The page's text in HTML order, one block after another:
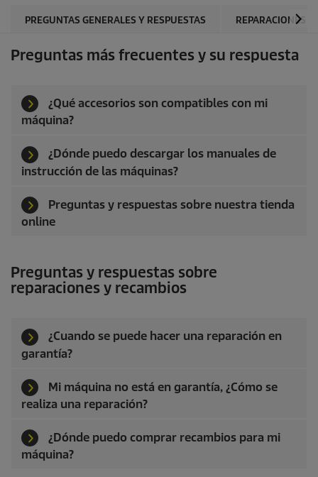
PREGUNTAS GENERALES Y RESPUESTAS REPARACIONES
Preguntas más frecuentes y su respuesta
¿Qué accesorios son compatibles con mi
máquina?
¿Dónde puedo descargar los manuales de
instrucción de las máquinas?
Preguntas y respuestas sobre nuestra tienda
online
Preguntas y respuestas sobre
reparaciones y recambios
¿Cuando se puede hacer una reparación en
garantía?
Mi máquina no está en garantía, ¿Cómo se
realiza una reparación?
¿Dónde puedo comprar recambios para mi
máquina?